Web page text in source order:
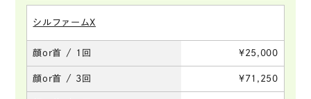
シルファームX
顔or首 / 1回 ¥25,000
顔or首 / 3回 ¥71,250